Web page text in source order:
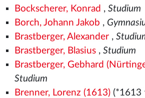
Bockscherer, Konrad , Studium
Borch, Johann Jakob ,
Brastberger, Alexander,
Brastberger, Blasius, Studium
Brastberger, Gebhard
Studium
Brenner, Lorenz (1613)(*1613